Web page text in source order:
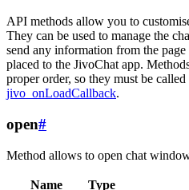
API methods allow you to
They can be used to manage the
send any information from the
placed to the JivoChat app.
proper order, so they must be
jivo_onLoadCallback.
open#
Method allows to open chat
Name Type